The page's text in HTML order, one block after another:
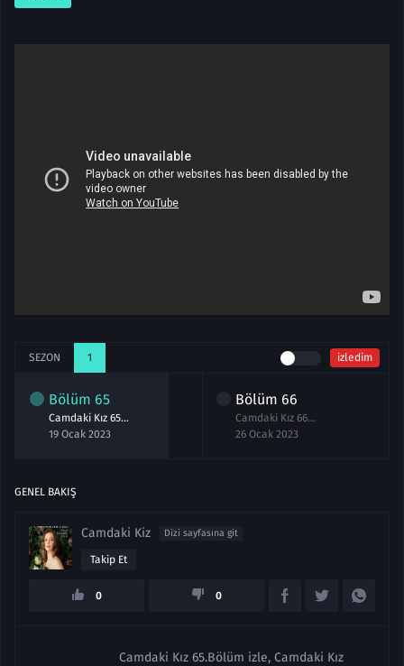
SEZON 1 izledim
Bölüm 65
Camdaki Kız 65.Bölüm izle
19 Ocak 2023
Bölüm 66
Camdaki Kız 66.Bölüm izle
26 Ocak 2023
GENEL BAKIŞ
Camdaki Kiz Dizi sayfasına git
Takip Et
0 0
Camdaki Kız 65.Bölüm izle, Camdaki Kız